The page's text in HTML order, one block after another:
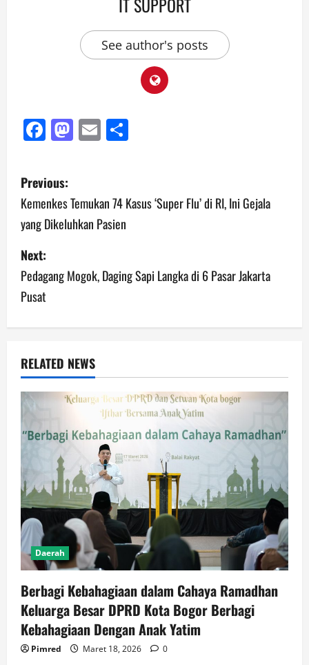
See author's posts
Facebook
Mastodon
Email
Previous:
Kemenkes Temukan 74 Kasus ‘Super Flu’ di RI, Ini Gejala
yang Dikeluhkan Pasien
Next:
Pedagang Mogok, Daging Sapi Langka di 6 Pasar Jakarta
Pusat
RELATED NEWS
Daerah
Berbagi Kebahagiaan dalam Cahaya Ramadhan
Keluarga Besar DPRD Kota Bogor Berbagi
Kebahagiaan Dengan Anak Yatim
Pimred Maret 18, 2026 0